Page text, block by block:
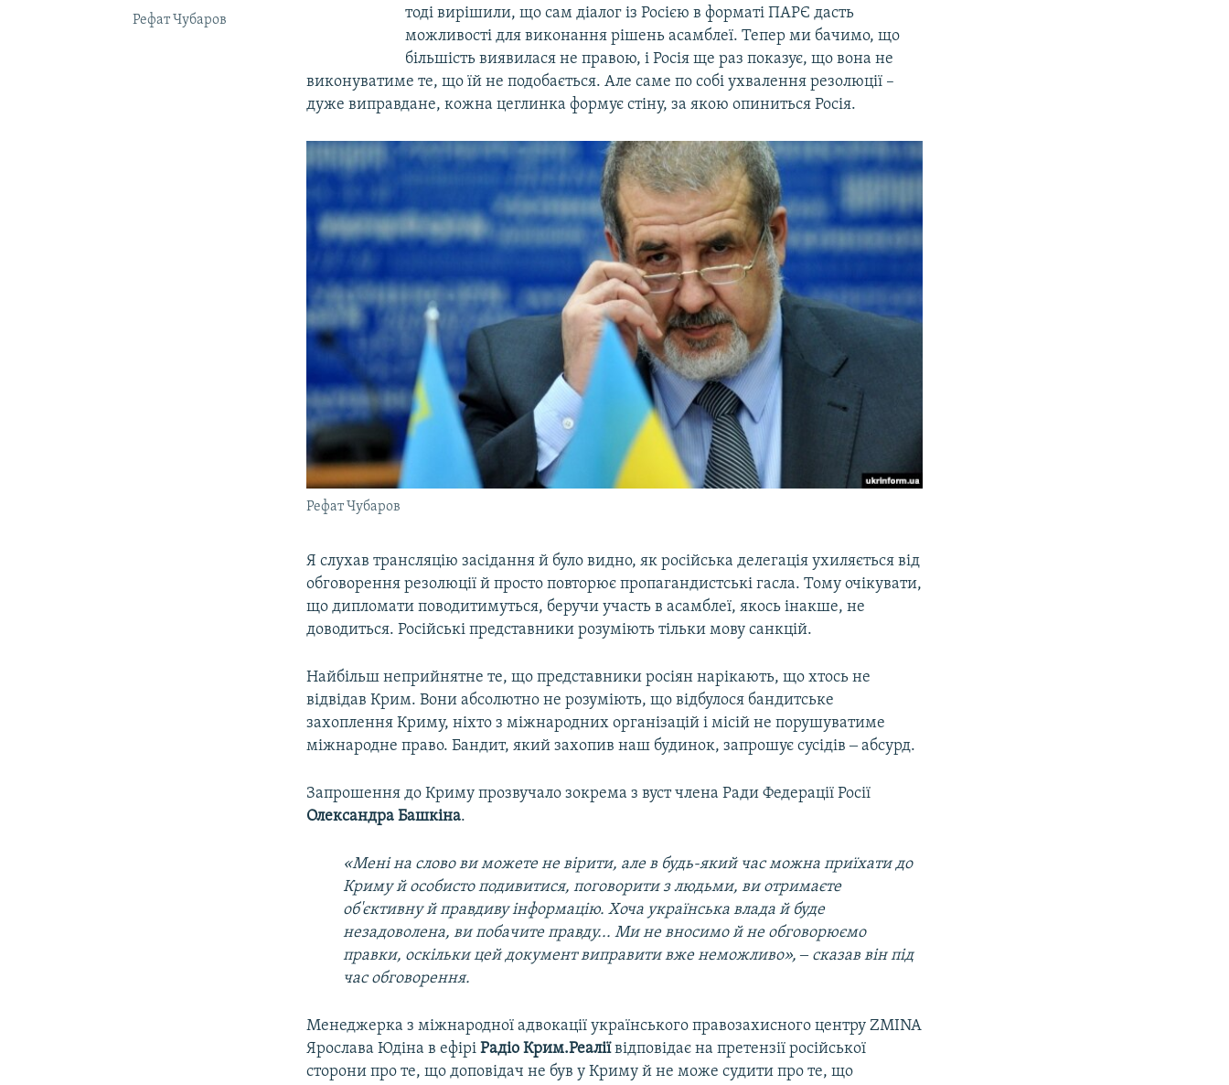
Рефат Чубаров
тоді вирішили, що сам діалог із Росією в форматі ПАРЄ дасть
можливості для виконання рішень асамблеї. Тепер ми бачимо, що
більшість виявилася не правою, і Росія ще раз показує, що вона не
виконуватиме те, що їй не подобається. Але саме по собі ухвалення резолюції –
дуже виправдане, кожна цеглинка формує стіну, за якою опиниться Росія.
Рефат Чубаров
Я слухав трансляцію засідання й було видно, як російська делегація ухиляється від
обговорення резолюції й просто повторює пропагандистські гасла. Тому очікувати,
що дипломати поводитимуться, беручи участь в асамблеї, якось інакше, не
доводиться. Російські представники розуміють тільки мову санкцій.
Найбільш неприйнятне те, що представники росіян нарікають, що хтось не
відвідав Крим. Вони абсолютно не розуміють, що відбулося бандитське
захоплення Криму, ніхто з міжнародних організацій і місій не порушуватиме
міжнародне право. Бандит, який захопив наш будинок, запрошує сусідів ‒ абсурд.
Запрошення до Криму прозвучало зокрема з вуст члена Ради Федерації Росії
Олександра Башкіна.
«Мені на слово ви можете не вірити, але в будь-який час можна приїхати до
Криму й особисто подивитися, поговорити з людьми, ви отримаєте
об'єктивну й правдиву інформацію. Хоча українська влада й буде
незадоволена, ви побачите правду... Ми не вносимо й не обговорюємо
правки, оскільки цей документ виправити вже неможливо», ‒ сказав він під
час обговорення.
Менеджерка з міжнародної адвокації українського правозахисного центру ZMINA
Ярослава Юдіна в ефіріРадіо Крим.Реаліївідповідає на претензії російської
сторони про те, що доповідач не був у Криму й не може судити про те, що